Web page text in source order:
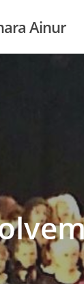
or ESC to close
Ainur